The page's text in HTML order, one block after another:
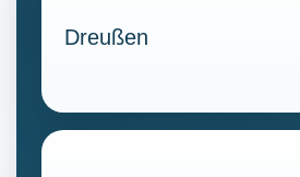
Dreußen